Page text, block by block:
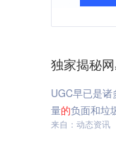
独家揭秘
UGC早已是诸
量的负面和垃
来自：动态资讯